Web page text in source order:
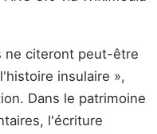
ne citeront peut-être
insulaire »,
Dans le patrimoine
l'écriture